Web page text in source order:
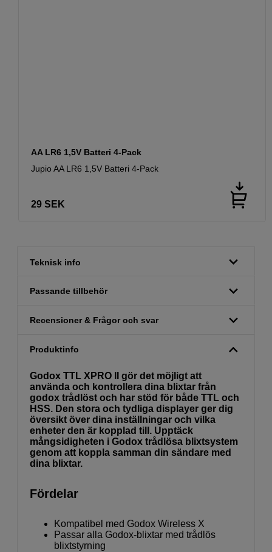
AA LR6 1,5V Batteri 4-Pack
Jupio AA LR6 1,5V Batteri 4-Pack
29 SEK
Teknisk info
Passande tillbehör
Recensioner & Frågor och svar
Produktinfo
Godox TTL XPRO II gör det möjligt att
använda och kontrollera dina blixtar från
godox trådlöst och har stöd för både TTL och
HSS. Den stora och tydliga displayer ger dig
översikt över dina inställningar och vilka
enheter den är kopplad till. Upptäck
mångsidigheten i Godox trådlösa blixtsystem
genom att koppla samman din sändare med
dina blixtar.
Fördelar
Kompatibel med Godox Wireless X
Passar alla Godox-blixtar med trådlös
blixtstyrning